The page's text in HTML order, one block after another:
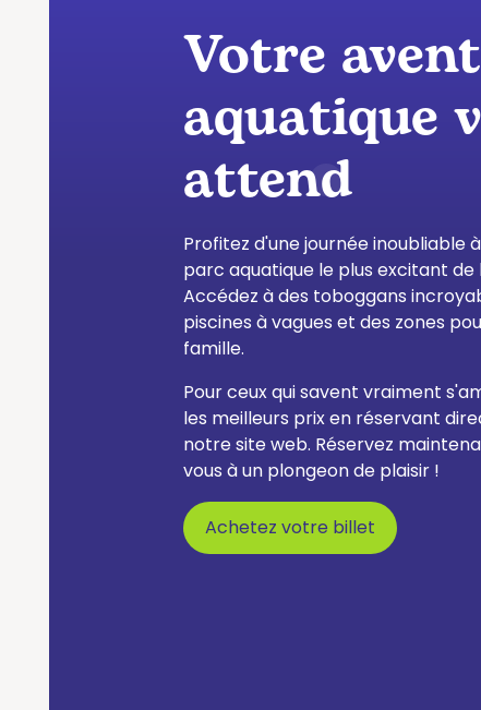
Votre
aquatique
attend
Profitez d'une journée inoubliable
parc aquatique le plus excitant de
Accédez à des toboggans
piscines à vagues et des zones
famille.
Pour ceux qui savent vraiment
les meilleurs prix en réservant
notre site web. Réservez
vous à un plongeon de plaisir !
Achetez votre billet